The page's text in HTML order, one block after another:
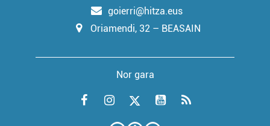
goierri@hitza.eus
Oriamendi, 32 – BEASAIN
Nor gara